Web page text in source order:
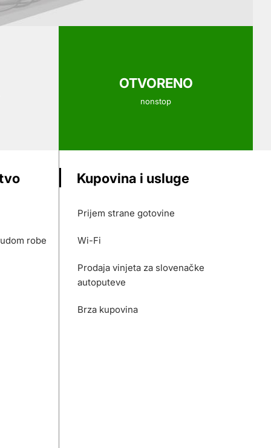
OTVORENO
nonstop
robe
Kupovina i usluge
Prijem strane gotovine
Wi-Fi
Prodaja vinjeta za slovenačke
autoputeve
Brza kupovina